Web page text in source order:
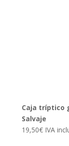
Caja tríptico
Salvaje
19,50€ IVA